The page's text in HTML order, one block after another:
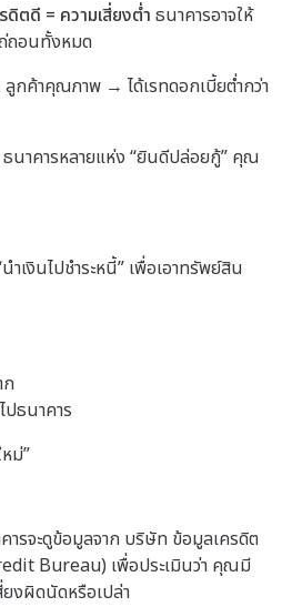
ดิตดี = ความเสี่ยงต่ำ ธนาคารอาจให้
ถอนทั้งหมด
ลูกค้าคุณภาพ → ได้เรทดอกเบี้ยต่ำกว่า
ธนาคารหลายแห่ง “ยินดีปล่อยกู้” คุณ
ำเงินไปชำระหนี้” เพื่อเอาทรัพย์สิน
ปธนาคาร
ม่”
ารจะดูข้อมูลจาก บริษัท ข้อมูลเครดิต
Bureau) เพื่อประเมินว่า คุณมี
ยงผิดนัดหรือเปล่า